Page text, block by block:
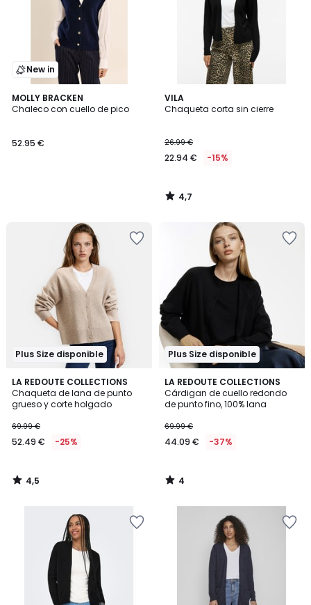
New in
MOLLY BRACKEN
Chaleco con cuello de pico
52.95 €
VILA
Chaqueta corta sin cierre
26.99 €
22.94 € -15%
4,7
/ 5
4,7
/
Plus Size disponible
LA REDOUTE COLLECTIONS
Chaqueta de lana de punto
grueso y corte holgado
69.99 €
52.49 € -25%
4,5
/ 5
4,5
/
Plus Size disponible
LA REDOUTE COLLECTIONS
Cárdigan de cuello redondo
de punto fino, 100% lana
69.99 €
44.09 € -37%
4
/
5
4
/